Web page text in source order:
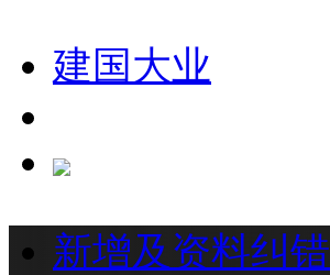
建国大业
新增及资料纠错